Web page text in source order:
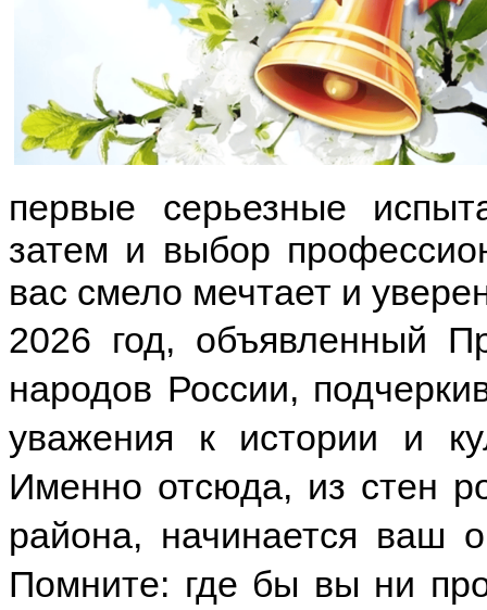
первые серьезные
затем и выбор
вас смело мечтает и
2026 год, объявленный
народов России,
уважения к истории и
Именно отсюда, из стен
района, начинается ваш
Помните: где бы вы ни